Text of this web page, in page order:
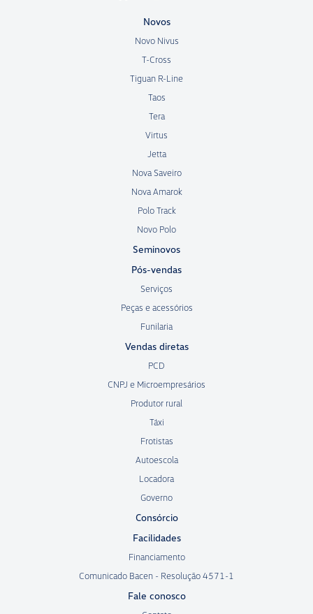
Novos
Novo Nivus
T-Cross
Tiguan R-Line
Taos
Tera
Virtus
Jetta
Nova Saveiro
Nova Amarok
Polo Track
Novo Polo
Seminovos
Pós-vendas
Serviços
Peças e acessórios
Funilaria
Vendas diretas
PCD
CNPJ e Microempresários
Produtor rural
Táxi
Frotistas
Autoescola
Locadora
Governo
Consórcio
Facilidades
Financiamento
Comunicado Bacen - Resolução 4571-1
Fale conosco